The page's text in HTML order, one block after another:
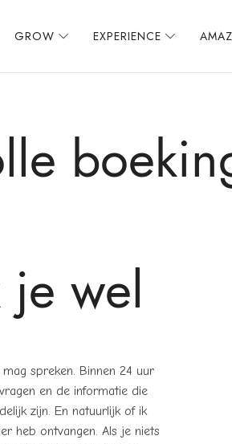
GROW EXPERIENCE
je wel
spreken. Binnen 24 uur
en de informatie die
zijn. En natuurlijk of ik
heb ontvangen. Als je niets